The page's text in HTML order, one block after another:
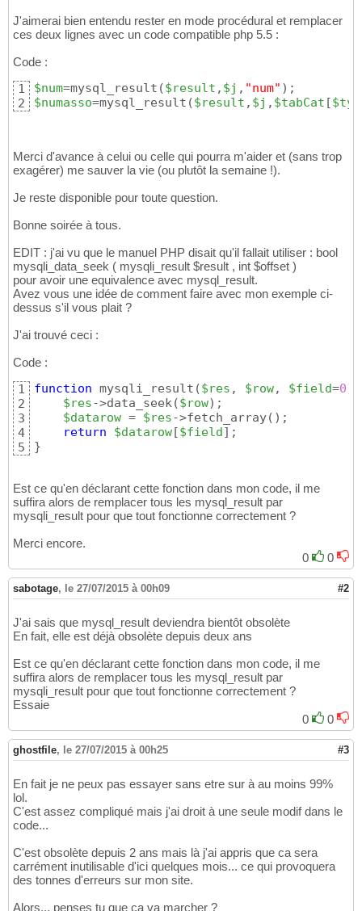
14
15
$j++;
}
J'aimerai bien entendu rester en mode procédural et remplacer
ces deux lignes avec un code compatible php 5.5 :
Code :
1
2
$num=mysql_result ($result , $j , "num" )
$numasso=mysql_result ($result , $j , $tabCat [
Merci d'avance à celui ou celle qui pourra m'aider et (sans trop
exagérer) me sauver la vie (ou plutôt la semaine !).
Je reste disponible pour toute question.
Bonne soirée à tous.
EDIT : j'ai vu que le manuel PHP disait qu'il fallait utiliser : bool
mysqli_data_seek ( mysqli_result $result , int $offset )
pour avoir une equivalence avec mysql_result.
Avez vous une idée de comment faire avec mon exemple ci-
dessus s'il vous plait ?
J'ai trouvé ceci :
Code :
1
2
3
4
5
function mysqli_result ($res , $row, $field=0)
$res->data_seek($row) ;
$datarow = $res->fetch_array( ) ;
return
$datarow [$field ]
}
Est ce qu'en déclarant cette fonction dans mon code, il me
suffira alors de remplacer tous les mysql_result par
mysqli_result pour que tout fonctionne correctement ?
Merci encore.
0
0
sabotage, le 27/07/2015 à 00h09 #2
J'ai sais que mysql_result deviendra bientôt obsolète
En fait, elle est déjà obsolète depuis deux ans
Est ce qu'en déclarant cette fonction dans mon code, il me
suffira alors de remplacer tous les mysql_result par
mysqli_result pour que tout fonctionne correctement ?
Essaie
0
0
ghostfile, le 27/07/2015 à 00h25 #3
En fait je ne peux pas essayer sans etre sur à au moins 99%
lol.
C'est assez compliqué mais j'ai droit à une seule modif dans le
code...
C'est obsolète depuis 2 ans mais là j'ai appris que ca sera
carrément inutilisable d'ici quelques mois... ce qui provoquera
des tonnes d'erreurs sur mon site.
Alors... penses tu que ca va marcher ?